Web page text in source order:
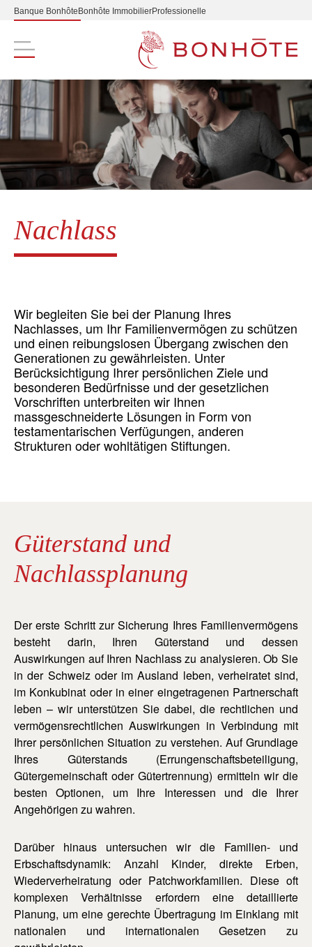
Banque Bonhôte Bonhôte ImmobilierProfessionelle
Navigation principale
Nachlass
Wir begleiten Sie bei der Planung Ihres
Nachlasses, um Ihr Familienvermögen zu schützen
und einen reibungslosen Übergang zwischen den
Generationen zu gewährleisten. Unter
Berücksichtigung Ihrer persönlichen Ziele und
besonderen Bedürfnisse und der gesetzlichen
Vorschriften unterbreiten wir Ihnen
massgeschneiderte Lösungen in Form von
testamentarischen Verfügungen, anderen
Strukturen oder wohltätigen Stiftungen.
Güterstand und
Nachlassplanung
Der erste Schritt zur Sicherung Ihres Familienvermögens
besteht darin, Ihren Güterstand und dessen
Auswirkungen auf Ihren Nachlass zu analysieren. Ob Sie
in der Schweiz oder im Ausland leben, verheiratet sind,
im Konkubinat oder in einer eingetragenen Partnerschaft
leben – wir unterstützen Sie dabei, die rechtlichen und
vermögensrechtlichen Auswirkungen in Verbindung mit
Ihrer persönlichen Situation zu verstehen. Auf Grundlage
Ihres Güterstands (Errungenschaftsbeteiligung,
Gütergemeinschaft oder Gütertrennung) ermitteln wir die
besten Optionen, um Ihre Interessen und die Ihrer
Angehörigen zu wahren.
Darüber hinaus untersuchen wir die Familien- und
Erbschaftsdynamik: Anzahl Kinder, direkte Erben,
Wiederverheiratung oder Patchworkfamilien. Diese oft
komplexen Verhältnisse erfordern eine detaillierte
Planung, um eine gerechte Übertragung im Einklang mit
nationalen und internationalen Gesetzen zu